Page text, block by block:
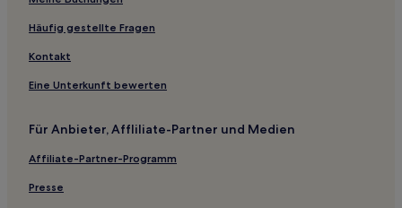
Hotels mit inbegriffenem Frühstück in Aylesbury
Häufig gestellte Fragen
Kontakt
Eine Unterkunft bewerten
Für Anbieter, Affliliate-Partner und Medien
Affiliate-Partner-Programm
Presse